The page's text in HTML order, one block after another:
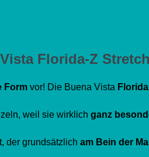
Florida-Z
Form vor! Die Buena Vista
weil sie wirklich ganz
der grundsätzlich am Bein der